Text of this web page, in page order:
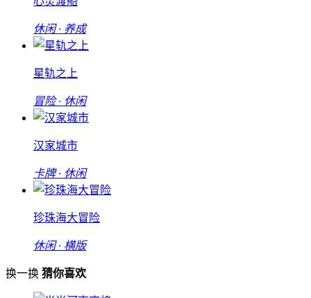
休闲 · 养成
星轨之上
冒险 · 休闲
汉家城市
卡牌 · 休闲
珍珠海大冒险
休闲 · 横版
换一换 猜你喜欢